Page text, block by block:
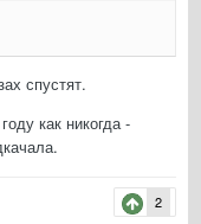
спустят.
как никогда -
2